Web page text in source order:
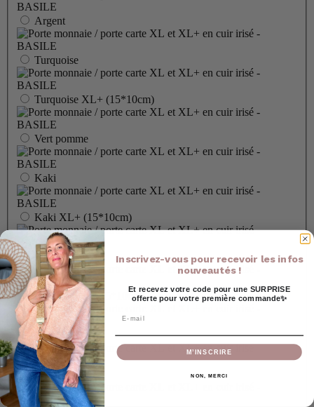
Argent
Turquoise
Turquoise XL+ (15*10cm)
Vert pomme
Kaki
Kaki XL+ (15*10cm)
Fushia
Fuschia XL+ (15*10cm)
Orange
Marine
Inscrivez-vous pour recevoir les infos
nouveautés !
Et recevez votre code pour une SURPRISE
offerte pour votre première commande✨
M’INSCRIRE
NON, MERCI